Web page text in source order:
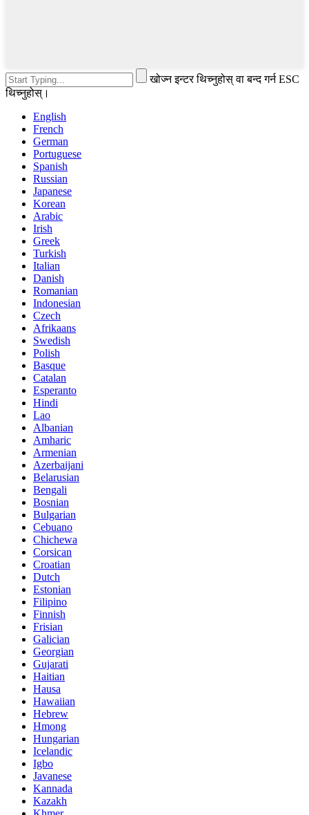
खोज्न इन्टर थिच्नुहोस् वा बन्द गर्न ESC
थिच्नुहोस्।
English
French
German
Portuguese
Spanish
Russian
Japanese
Korean
Arabic
Irish
Greek
Turkish
Italian
Danish
Romanian
Indonesian
Czech
Afrikaans
Swedish
Polish
Basque
Catalan
Esperanto
Hindi
Lao
Albanian
Amharic
Armenian
Azerbaijani
Belarusian
Bengali
Bosnian
Bulgarian
Cebuano
Chichewa
Corsican
Croatian
Dutch
Estonian
Filipino
Finnish
Frisian
Galician
Georgian
Gujarati
Haitian
Hausa
Hawaiian
Hebrew
Hmong
Hungarian
Icelandic
Igbo
Javanese
Kannada
Kazakh